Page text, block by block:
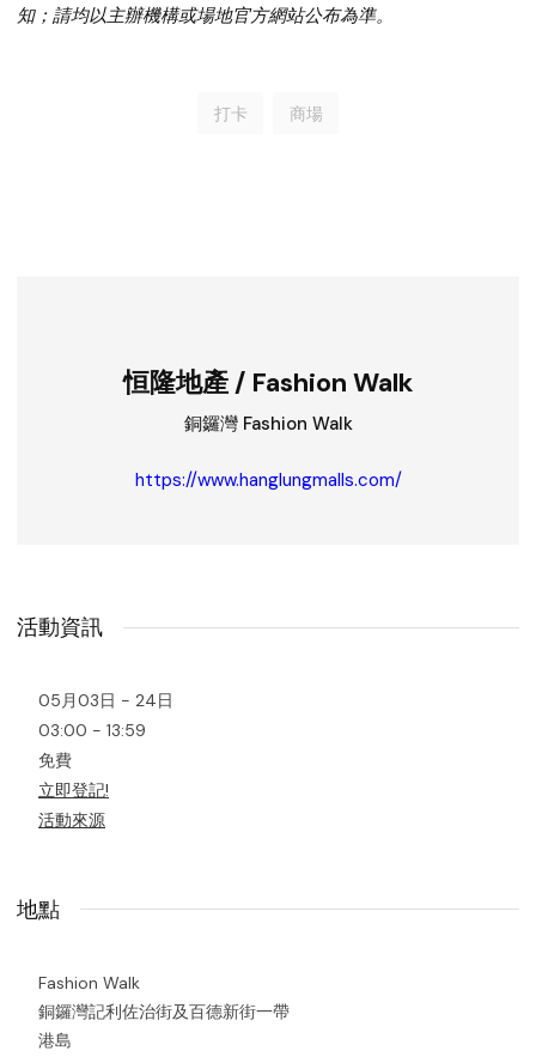
知；請均以主辦機構或場地官方網站公布為準。
打卡 商場
恒隆地產 / Fashion Walk
銅鑼灣 Fashion Walk
https://www.hanglungmalls.com/
活動資訊
05月03日 - 24日
03:00 - 13:59
免費
立即登記!
活動來源
地點
Fashion Walk
銅鑼灣記利佐治街及百德新街一帶
港島